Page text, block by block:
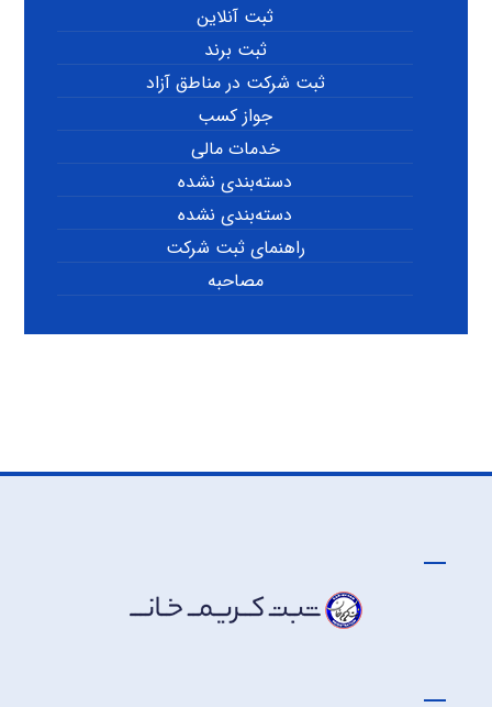
ثبت آنلاین
ثبت برند
ثبت شرکت در مناطق آزاد
جواز کسب
خدمات مالی
دسته‌بندی نشده
دسته‌بندی نشده
راهنمای ثبت شرکت
مصاحبه